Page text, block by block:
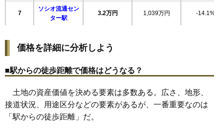
26 円光 23万円 1,384万円 9.5%
28 玉井 23万円
30 玉井南 22万円
31 久下 21万円 1,526万円 14.9%
32 石原 21万円 1,335万円 8.2%
33 赤城町
7
ソシオ流通セン
ター駅
3.2万円 1,039万円 -14.1%
価格を詳細に分析しよう
■駅からの徒歩距離で価格はどうなる？
土地の資産価値を決める要素は多数ある。広さ、地形、
接道状況、用途区分などの要素があるが、一番重要なのは
「駅からの徒歩距離」だ。